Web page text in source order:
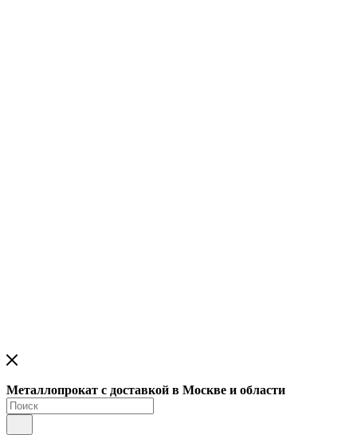
Металлопрокат с доставкой в Москве и области